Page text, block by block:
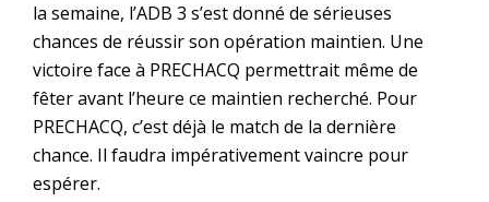
la semaine, l’ADB 3 s’est donné de sérieuses
chances de réussir son opération maintien. Une
victoire face à PRECHACQ permettrait même de
fêter avant l’heure ce maintien recherché. Pour
PRECHACQ, c’est déjà le match de la dernière
chance. Il faudra impérativement vaincre pour
espérer.